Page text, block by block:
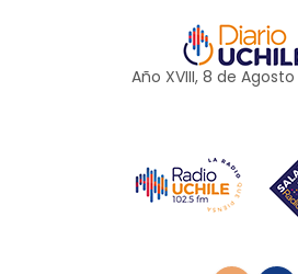
Año XVIII, 8 de Agosto